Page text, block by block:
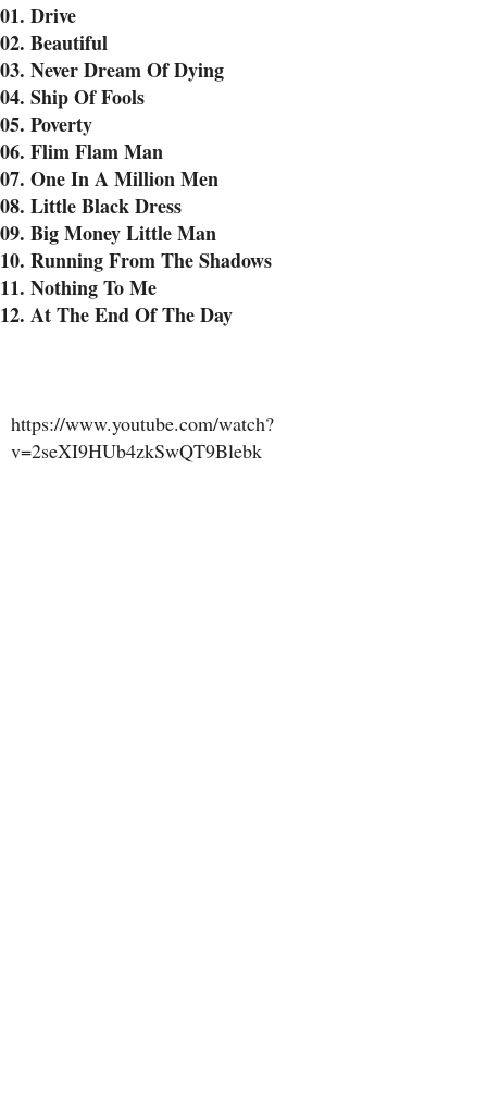
01. Drive
02. Beautiful
03. Never Dream Of Dying
04. Ship Of Fools
05. Poverty
06. Flim Flam Man
07. One In A Million Men
08. Little Black Dress
09. Big Money Little Man
10. Running From The Shadows
11. Nothing To Me
12. At The End Of The Day
https://www.youtube.com/watch?
v=2seXI9HUb4zkSwQT9Blebk